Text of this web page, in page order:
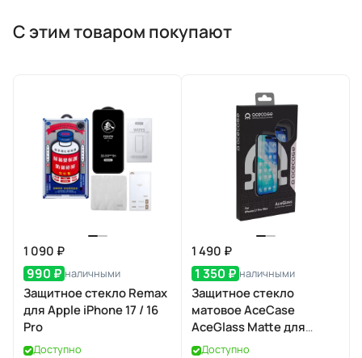
С этим товаром покупают
1 090 ₽
990 ₽ наличными
Защитное стекло Remax
для Apple iPhone 17 / 16
Pro
Доступно
1 490 ₽
1 350 ₽ наличными
Защитное стекло
матовое AceCase
AceGlass Matte для
Apple iPhone 17 Pro Max
Доступно